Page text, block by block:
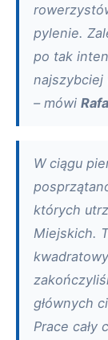
pylenie.
po tak
najszybciej
– mówi
W ciągu
których
Miejskich.
głównych
Prace cały